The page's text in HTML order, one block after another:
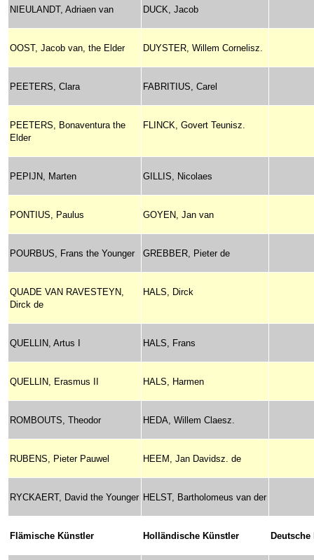
NIEULANDT, Adriaen van DUCK, Jacob
OOST, Jacob van, the Elder DUYSTER, Willem Cornelisz.
PEETERS, Clara FABRITIUS, Carel
PEETERS, Bonaventura the
Elder
FLINCK, Govert Teunisz.
PEPIJN, Marten GILLIS, Nicolaes
PONTIUS, Paulus GOYEN, Jan van
POURBUS, Frans the Younger GREBBER, Pieter de
QUADE VAN RAVESTEYN,
Dirck de
HALS, Dirck
QUELLIN, Artus I HALS, Frans
QUELLIN, Erasmus II HALS, Harmen
ROMBOUTS, Theodor HEDA, Willem Claesz.
RUBENS, Pieter Pauwel HEEM, Jan Davidsz. de
RYCKAERT, David the Younger HELST, Bartholomeus van der
Flämische Künstler Holländische Künstler